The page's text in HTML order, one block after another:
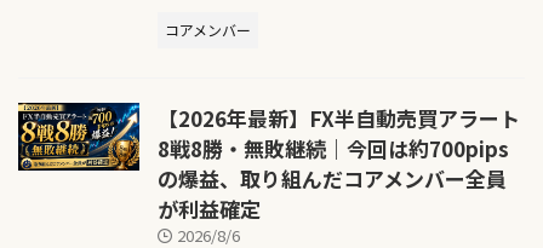
コアメンバー
【2026年最新】FX半自動売買アラート
8戦8勝・無敗継続｜今回は約700pips
の爆益、取り組んだコアメンバー全員
が利益確定
2026/8/6